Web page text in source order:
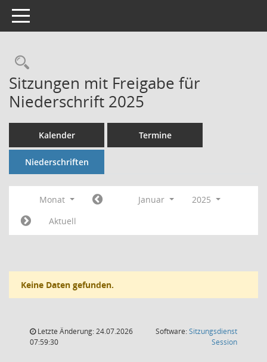
Toggle navigation
Rechercheauswahl
Sitzungen mit Freigabe für
Niederschrift 2025
Kalender Termine
Niederschriften
Monat Januar
2025
Aktuell
Keine Daten gefunden.
Letzte Änderung: 24.07.2026
07:59:30
Software:Sitzungsdienst
Session(Wird in